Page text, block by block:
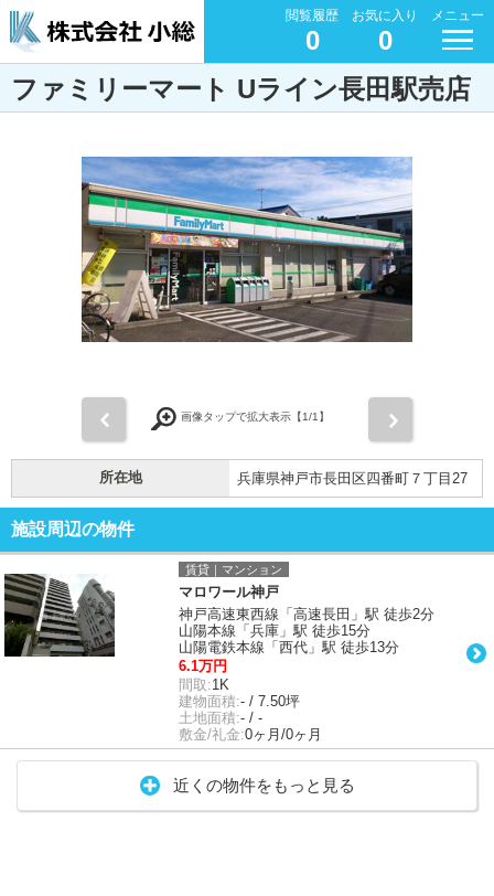
閲覧履歴
0
お気に入り
0
メニュー
ファミリーマート Uライン長田駅売店
画像タップで拡大表示【1/1】
所在地 兵庫県神戸市長田区四番町７丁目27
施設周辺の物件
賃貸｜マンション
マロワール神戸
神戸高速東西線「高速長田」駅 徒歩2分
山陽本線「兵庫」駅 徒歩15分
山陽電鉄本線「西代」駅 徒歩13分
6.1万円
間取:1K
建物面積:- / 7.50坪
土地面積:- / -
敷金/礼金:0ヶ月/0ヶ月
近くの物件をもっと見る